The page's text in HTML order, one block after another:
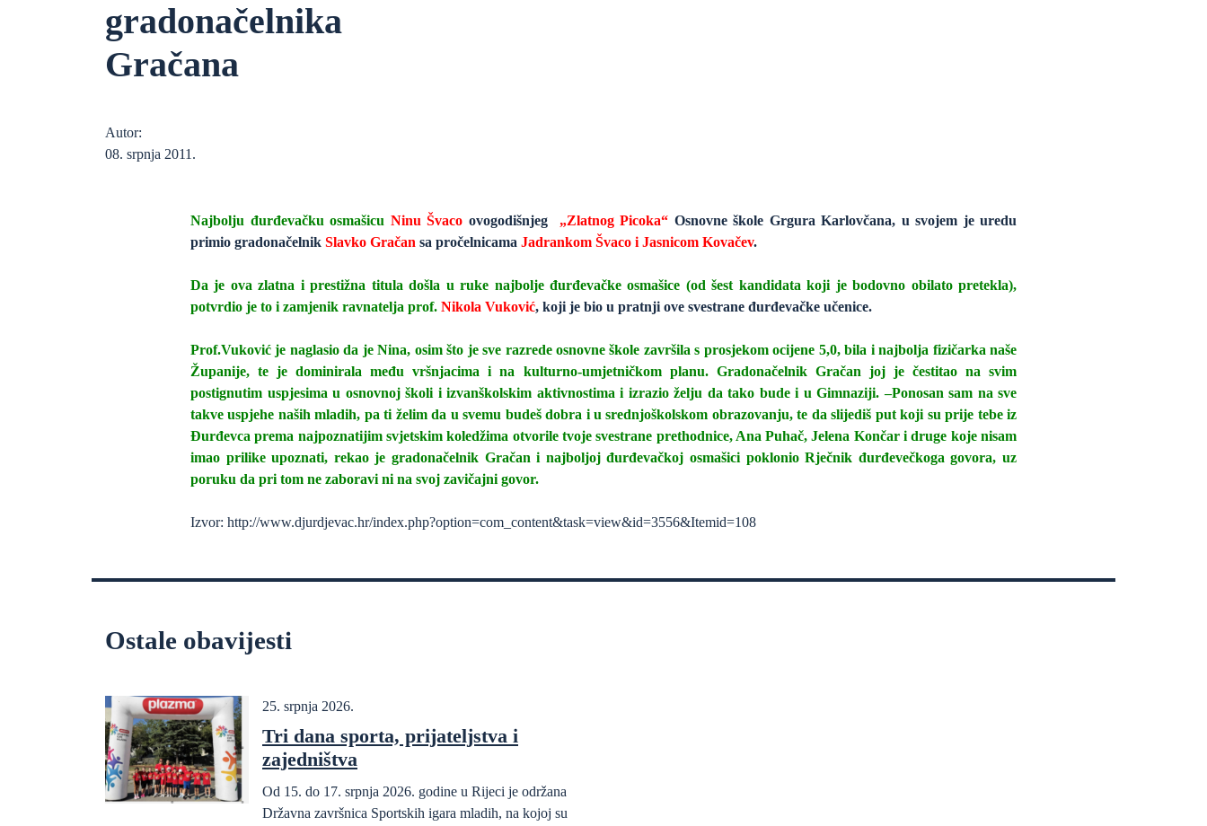
gradonačelnika
Gračana
Autor:
08. srpnja 2011.
Najbolju đurđevačku osmašicu Ninu Švaco ovogodišnjeg „Zlatnog Picoka“ Osnovne škole Grgura Karlovčana, u svojem je uredu
primio gradonačelnik Slavko Gračan sa pročelnicama Jadrankom Švaco i Jasnicom Kovačev.
Da je ova zlatna i prestižna titula došla u ruke najbolje đurđevačke osmašice (od šest kandidata koji je bodovno obilato pretekla),
potvrdio je to i zamjenik ravnatelja prof. Nikola Vuković, koji je bio u pratnji ove svestrane đurđevačke učenice.
Prof.Vuković je naglasio da je Nina, osim što je sve razrede osnovne škole završila s prosjekom ocijene 5,0, bila i najbolja fizičarka naše
Županije, te je dominirala među vršnjacima i na kulturno-umjetničkom planu. Gradonačelnik Gračan joj je čestitao na svim
postignutim uspjesima u osnovnoj školi i izvanškolskim aktivnostima i izrazio želju da tako bude i u Gimnaziji. –Ponosan sam na sve
takve uspjehe naših mladih, pa ti želim da u svemu budeš dobra i u srednjoškolskom obrazovanju, te da slijediš put koji su prije tebe iz
Đurđevca prema najpoznatijim svjetskim koledžima otvorile tvoje svestrane prethodnice, Ana Puhač, Jelena Končar i druge koje nisam
imao prilike upoznati, rekao je gradonačelnik Gračan i najboljoj đurđevačkoj osmašici poklonio Rječnik đurđevečkoga govora, uz
poruku da pri tom ne zaboravi ni na svoj zavičajni govor.
Izvor: http://www.djurdjevac.hr/index.php?option=com_content&task=view&id=3556&Itemid=108
Ostale obavijesti
25. srpnja 2026.
Tri dana sporta, prijateljstva i
zajedništva
Od 15. do 17. srpnja 2026. godine u Rijeci je održana
Državna završnica Sportskih igara mladih, na kojoj su